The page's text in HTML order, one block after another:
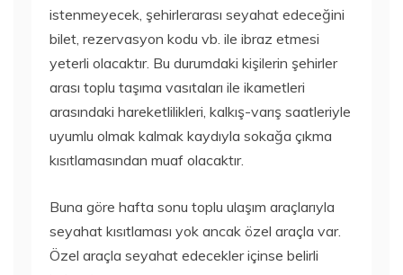
istenmeyecek, şehirlerarası seyahat edeceğini
bilet, rezervasyon kodu vb. ile ibraz etmesi
yeterli olacaktır. Bu durumdaki kişilerin şehirler
arası toplu taşıma vasıtaları ile ikametleri
arasındaki hareketlilikleri, kalkış-varış saatleriyle
uyumlu olmak kalmak kaydıyla sokağa çıkma
kısıtlamasından muaf olacaktır.
Buna göre hafta sonu toplu ulaşım araçlarıyla
seyahat kısıtlaması yok ancak özel araçla var.
Özel araçla seyahat edecekler içinse belirli